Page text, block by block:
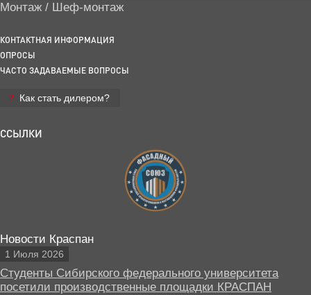
Монтаж / Шеф-монтаж
КОНТАКТНАЯ ИНФОРМАЦИЯ
ОПРОСЫ
ЧАСТО ЗАДАВАЕМЫЕ ВОПРОСЫ
Как стать дилером?
ССЫЛКИ
Новости Краспан
1 Июля 2026
Студенты Сибирского федерального университета
посетили производственные площадки КРАСПАН